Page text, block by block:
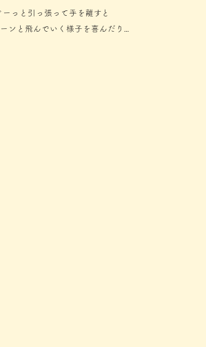
ーっと引っ張って手を離すと
ンと飛んでいく様子を喜んだり…